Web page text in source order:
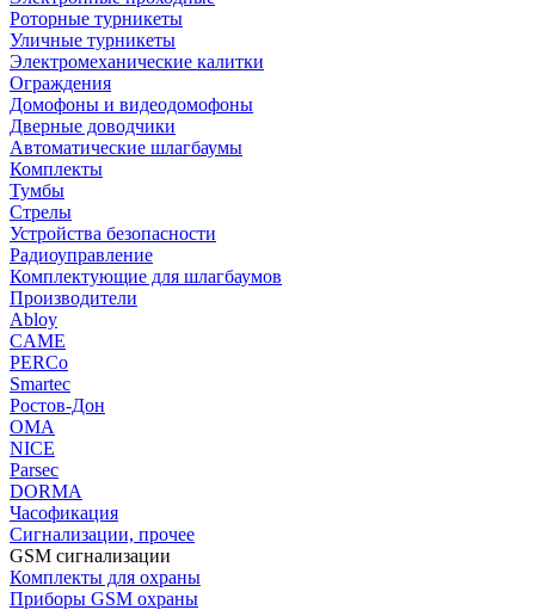
Роторные турникеты
Уличные турникеты
Электромеханические калитки
Ограждения
Домофоны и видеодомофоны
Дверные доводчики
Автоматические шлагбаумы
Комплекты
Тумбы
Стрелы
Устройства безопасности
Радиоуправление
Комплектующие для шлагбаумов
Производители
Abloy
CAME
PERCo
Smartec
Ростов-Дон
ОМА
NICE
Parsec
DORMA
Часофикация
Сигнализации, прочее
GSM сигнализации
Комплекты для охраны
Приборы GSM охраны